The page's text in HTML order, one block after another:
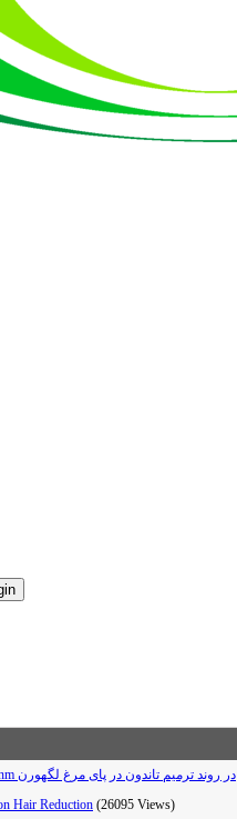
بررسی اثرات هیستوپاتولوژیکی لیزر کم توان گالیوم آلومینیوم آرسناید 810nm در روند ترمیم تاندون در پای مرغ لگهورن
Hair Reduction (26095 Views)